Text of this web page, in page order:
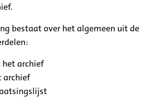
bestaat over het algemeen uit de
het archief
archief